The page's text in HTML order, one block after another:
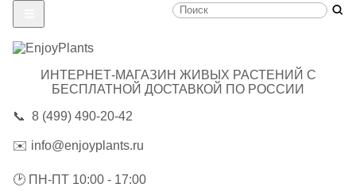
ИНТЕРНЕТ-МАГАЗИН ЖИВЫХ РАСТЕНИЙ С
БЕСПЛАТНОЙ ДОСТАВКОЙ ПО РОССИИ
📞 8 (499) 490-20-42
✉️ info@enjoyplants.ru
🕑 ПН-ПТ 10:00 - 17:00